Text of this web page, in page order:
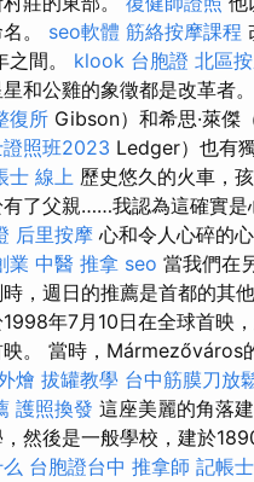
。 seo軟體 筋絡按摩課程
之間。 klook 台胞證 北區
和公雞的象徵都是改革者
復所 Gibson）和希思·萊傑
照班2023 Ledger）也有
士 線上 歷史悠久的火車，
有了父親……我認為這確實是
后里按摩 心和令人心碎的心
業 中醫 推拿 seo 當我們在
，週日的推薦是首都的其
年7月10日在全球首映
映。 當時，Mármezőváros
燴 拔罐教學 台中筋膜刀放
護照換發 這座美麗的角落
然後是一般學校，建於
台胞證台中 推拿師 記帳